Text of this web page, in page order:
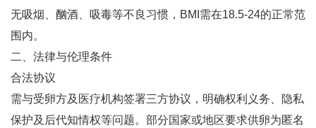
无吸烟、酗酒、吸毒等不良习惯，BMI需在18.5-24的正常范
围内‌。
二、法律与伦理条件
合法协议‌
需与受卵方及医疗机构签署三方协议，明确权利义务、隐私
保护及后代知情权等问题‌。部分国家或地区要求供卵为匿名